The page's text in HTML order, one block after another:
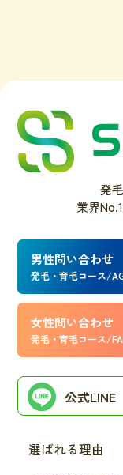
発
業界
男性問い合わせ
発毛・育毛コース/
女性問い合わせ
発毛・育毛コース/
公式LINE
選ばれる理由